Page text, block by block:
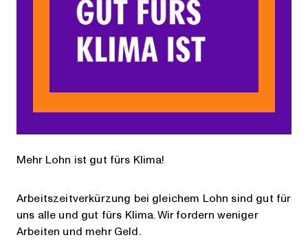
Mehr Lohn ist gut fürs Klima!
Arbeitszeitverkürzung bei gleichem Lohn sind gut für
uns alle und gut fürs Klima. Wir fordern weniger
Arbeiten und mehr Geld.